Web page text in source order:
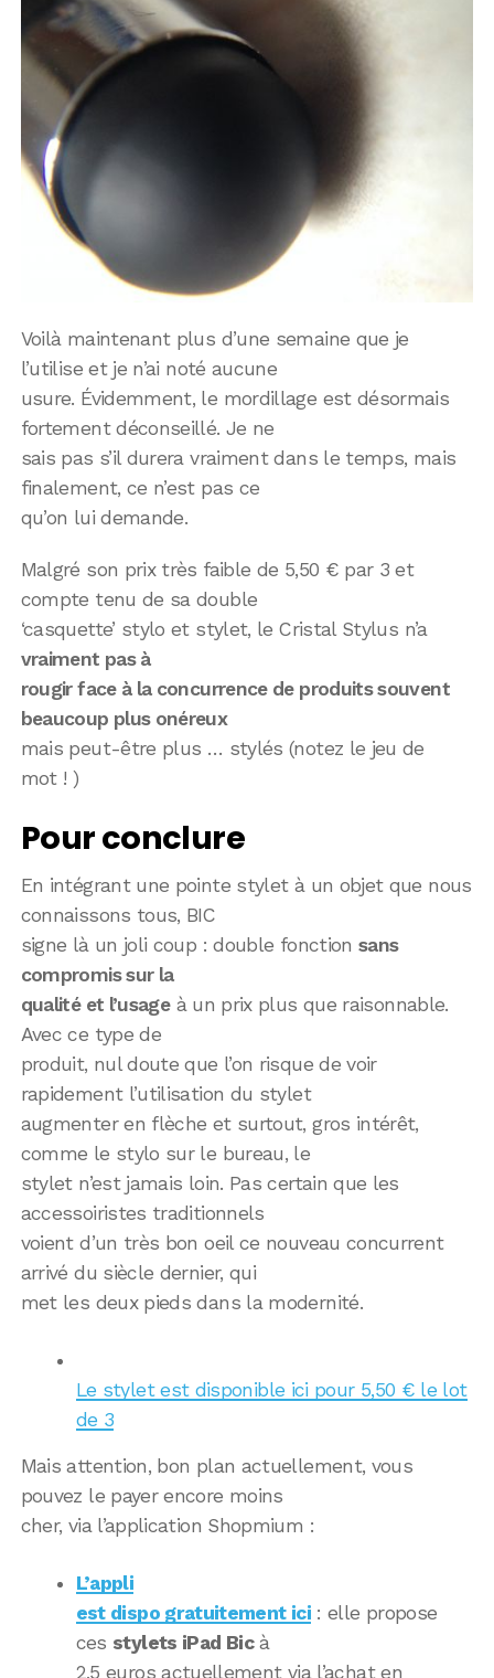
Voilà maintenant plus d’une semaine que je
l’utilise et je n’ai noté aucune
usure. Évidemment, le mordillage est désormais
fortement déconseillé. Je ne
sais pas s’il durera vraiment dans le temps, mais
finalement, ce n’est pas ce
qu’on lui demande.
Malgré son prix très faible de 5,50 € par 3 et
compte tenu de sa double
‘casquette’ stylo et stylet, le Cristal Stylus n’a
vraiment pas à
rougir face à la concurrence de produits souvent
beaucoup plus onéreux
mais peut-être plus … stylés (notez le jeu de
mot ! )
Pour conclure
En intégrant une pointe stylet à un objet que nous
connaissons tous, BIC
signe là un joli coup : double fonctionsans
compromis sur la
qualité et l’usageà un prix plus que raisonnable.
Avec ce type de
produit, nul doute que l’on risque de voir
rapidement l’utilisation du stylet
augmenter en flèche et surtout, gros intérêt,
comme le stylo sur le bureau, le
stylet n’est jamais loin. Pas certain que les
accessoiristes traditionnels
voient d’un très bon oeil ce nouveau concurrent
arrivé du siècle dernier, qui
met les deux pieds dans la modernité.
Le stylet est disponible ici pour 5,50 € le lot
de 3
Mais attention, bon plan actuellement, vous
pouvez le payer encore moins
cher, via l’application Shopmium :
L’appli
est dispo gratuitement ici : elle propose
ces stylets iPad Bicà
2,5 euros actuellement via l’achat en